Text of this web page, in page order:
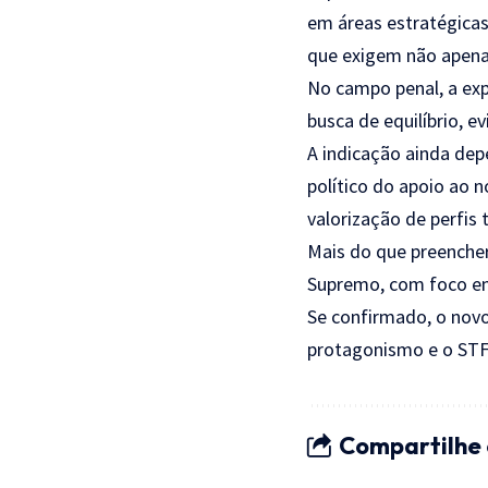
em áreas
que exigem não
No campo penal, a
busca de equilíbrio,
A indicação ainda
político do apoio ao
valorização de perfis
Mais do que
Supremo, com foco
Se confirmado, o
protagonismo e o
Compartilhe